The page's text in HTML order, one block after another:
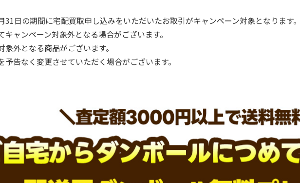
日の期間に宅配買取申し込みをいただいたお取引がキャンペーン対象となります
ャンペーン対象外となる場合がございます。
外となる商品がございます。
告なく変更させていただく場合がございます。